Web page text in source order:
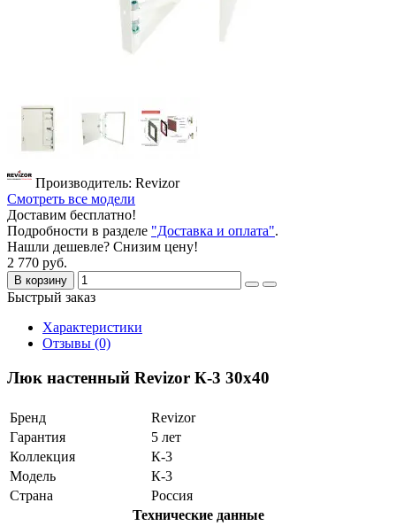
Производитель: Revizor
Смотреть все модели
Доставим бесплатно!
Подробности в разделе "Доставка и оплата".
Нашли дешевле? Снизим цену!
2 770 руб.
В корзину
Быстрый заказ
Характеристики
Отзывы (0)
Люк настенный Revizor К-3 30x40
Бренд
Revizor
Гарантия
5 лет
Коллекция
К-3
Модель
К-3
Страна
Россия
Технические данные